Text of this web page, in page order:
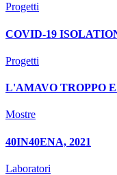
Progetti
COVID-19
Progetti
L'AMAVO TROPPO
Mostre
40IN40ENA, 2021
Laboratori